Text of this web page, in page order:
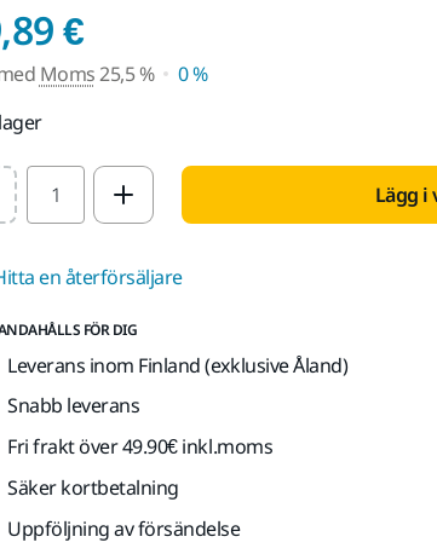
€Pris med Moms 25,5
Moms25,5 %
0 %
quantity value Lägg i
en återförsäljare
FÖR DIG
Leverans inom Finland (exklusive Åland)
Snabb leverans
Fri frakt över 49.90€ inkl.moms
Säker kortbetalning
Uppföljning av försändelse